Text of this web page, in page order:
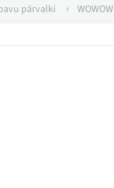
pārvalki